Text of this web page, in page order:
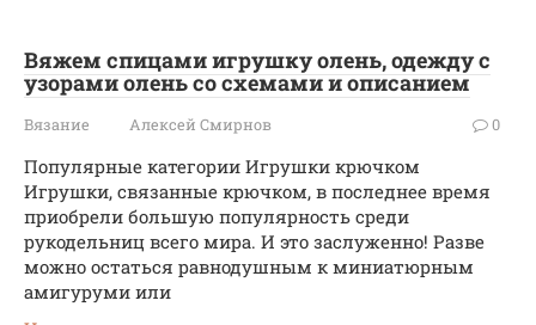
Вяжем спицами игрушку олень, одежду с
узорами олень со схемами и описанием
Вязание Алексей Смирнов 0
Популярные категории Игрушки крючком
Игрушки, связанные крючком, в последнее время
приобрели большую популярность среди
рукодельниц всего мира. И это заслуженно! Разве
можно остаться равнодушным к миниатюрным
амигуруми или